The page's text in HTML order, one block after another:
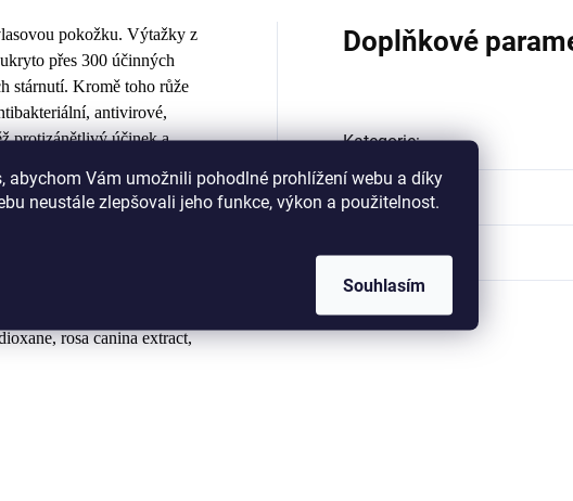
abychom Vám umožnili pohodlné prohlížení webu a díky
neustále zlepšovali jeho funkce, výkon a použitelnost.
Souhlasím
pokožku. Výtažky z
přes 300 účinných
stárnutí. Kromě toho růže
antivirové,
protizánětlivý účinek a
zejména pro suchou
nechte chvíli působit a
natrium chloride, coco-
rosa canina extract,
Doplňkové
Kategorie:
Objem balení
Vyrobeno: